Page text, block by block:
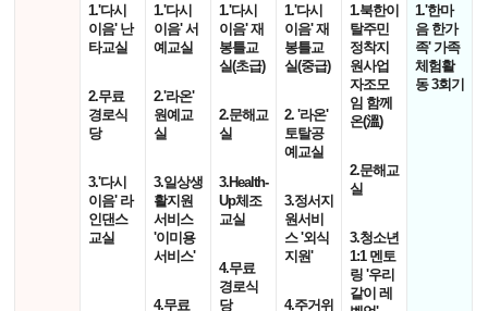
1.'다시
이음' 난
타교실
2.무료
경로식
당
3.'다시
이음' 라
인댄스
교실
1.'다시
이음' 서
예교실
2.'라온'
원예교
실
3.일상생
활지원
서비스
'이미용
서비스'
4.무료
1.'다시
이음' 재
봉틀교
실(초급)
2.문해교
실
3.Health-
Up체조
교실
4.무료
경로식
당
1.'다시
이음' 재
봉틀교
실(중급)
2. '라온'
토탈공
예교실
3.정서지
원서비
스 '외식
지원'
4.주거위
1.북한이
탈주민
정착지
원사업
자조모
임 함께
온(溫)
2.문해교
실
3.청소년
1:1 멘토
링 '우리
같이 레
1.'한마
음 한가
족' 가족
체험활
동 3회기